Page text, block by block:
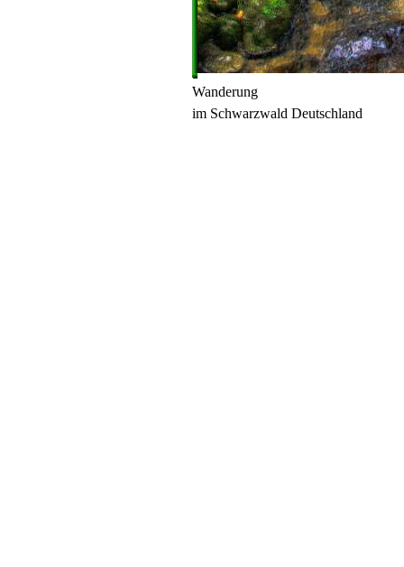
Wanderung
im Schwarzwald Deutschland